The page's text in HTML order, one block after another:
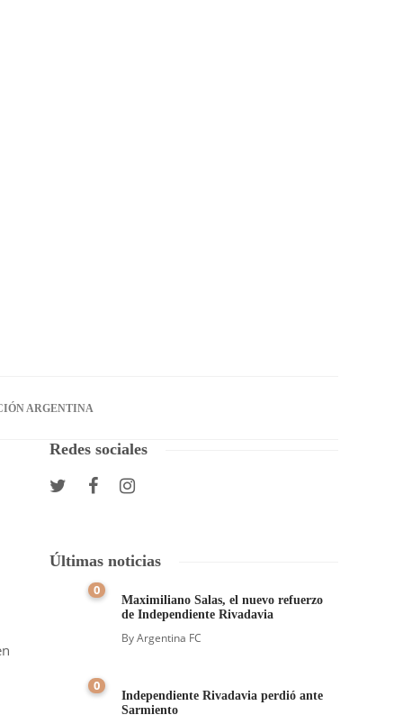
ARGENTINA
Redes sociales
Últimas noticias
0
Maximiliano Salas, el nuevo refuerzo
de Independiente Rivadavia
ByArgentina FC
0
Independiente Rivadavia perdió ante
Sarmiento